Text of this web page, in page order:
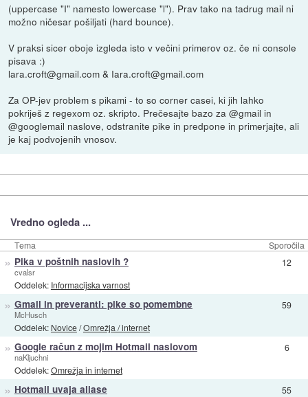
(uppercase "I" namesto lowercase "l"). Prav tako na tadrug mail ni
možno ničesar pošiljati (hard bounce).
V praksi sicer oboje izgleda isto v večini primerov oz. če ni console
pisava :)
lara.croft@gmail.com & Iara.croft@gmail.com
Za OP-jev problem s pikami - to so corner casei, ki jih lahko
pokriješ z regexom oz. skripto. Prečesajte bazo za @gmail in
@googlemail naslove, odstranite pike in predpone in primerjajte, ali
je kaj podvojenih vnosov.
Vredno ogleda ...
Tema Sporočila
» Pika v poštnih naslovih ?
cvalsr
Oddelek: Informacijska varnost
12
» Gmail in preveranti: pike so pomembne
McHusch
Oddelek: Novice/Omrežja / internet
59
» Google račun z mojim Hotmail naslovom
naKljuchni
Oddelek:Omrežja in internet
6
» Hotmail uvaja aliase 55